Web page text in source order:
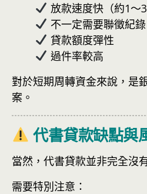
放款速度快（約1～3
不一定需要聯徵紀錄
貸款額度彈性
過件率較高
對於短期周轉資金來說，是
案。
代書貸款缺點與
當然，代書貸款並非完全沒
需要特別注意：